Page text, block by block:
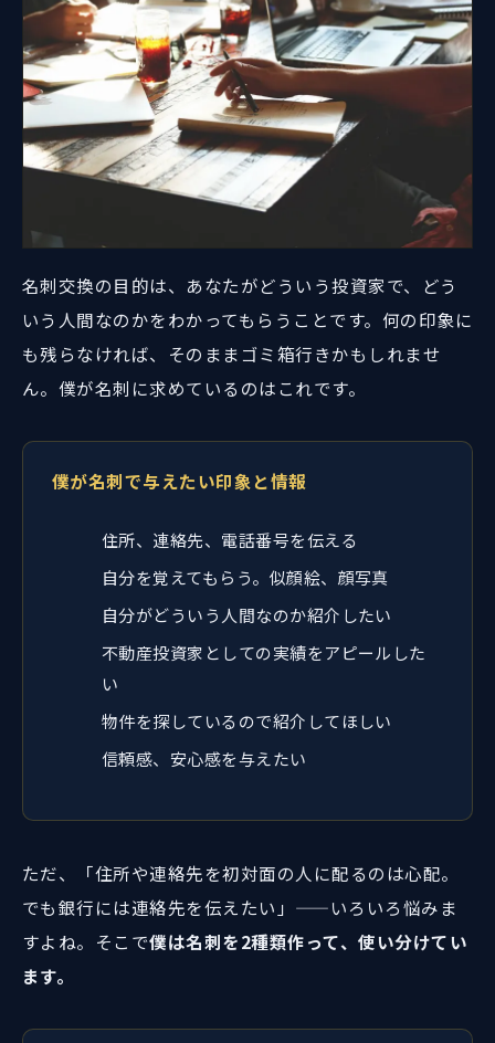
名刺交換の目的は、あなたがどういう投資家で、どう
いう人間なのかをわかってもらうことです。何の印象に
も残らなければ、そのままゴミ箱行きかもしれませ
ん。僕が名刺に求めているのはこれです。
僕が名刺で与えたい印象と情報
住所、連絡先、電話番号を伝える
自分を覚えてもらう。似顔絵、顔写真
自分がどういう人間なのか紹介したい
不動産投資家としての実績をアピールした
い
物件を探しているので紹介してほしい
信頼感、安心感を与えたい
ただ、「住所や連絡先を初対面の人に配るのは心配。
でも銀行には連絡先を伝えたい」——いろいろ悩みま
すよね。そこで僕は名刺を2種類作って、使い分けてい
ます。